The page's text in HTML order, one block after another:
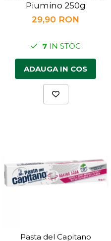
Piumino 250g
29,90 RON
7 IN STOC
ADAUGA IN COS
Pasta del Capitano